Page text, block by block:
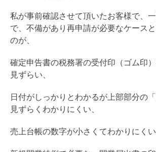
私が事前確認させて頂いたお客様で、
で、不備があり再申請が必要なケース
のが、
確定申告書の税務署の受付印（ゴム印
見ずらい、
日付がしっかりとわかるが上部部分の
見ずらくわかりにくい、
売上台帳の数字が小さくてわかりにくい